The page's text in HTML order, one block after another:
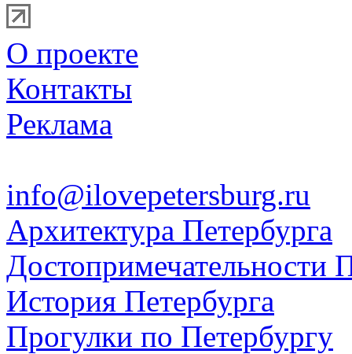
О проекте
Контакты
Реклама
info@ilovepetersburg.ru
Архитектура Петербурга
Достопримечательности
История Петербурга
Прогулки по Петербургу